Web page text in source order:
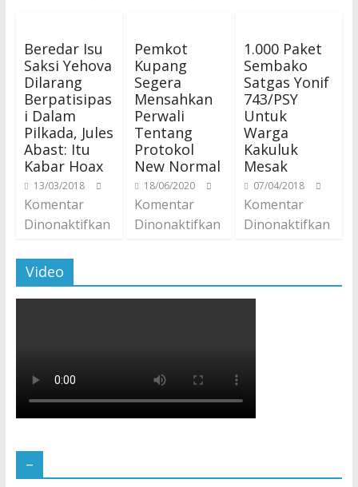
Beredar Isu
Saksi Yehova
Dilarang
Berpatisipas
i Dalam
Pilkada, Jules
Abast: Itu
Kabar Hoax
13/03/2018
Komentar
Dinonaktifkan
Pemkot
Kupang
Segera
Mensahkan
Perwali
Tentang
Protokol
New Normal
18/06/2020
Komentar
Dinonaktifkan
1.000 Paket
Sembako
Satgas Yonif
743/PSY
Untuk
Warga
Kakuluk
Mesak
07/04/2018
Komentar
Dinonaktifkan
Video
–